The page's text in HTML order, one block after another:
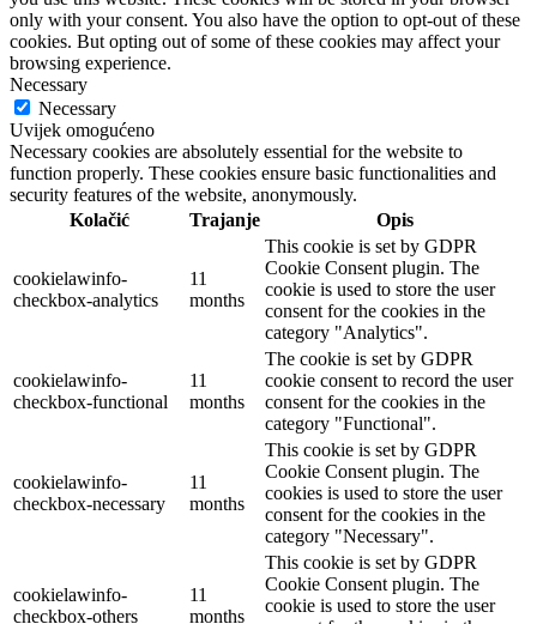
only with your consent. You also have the option to opt-out of these
cookies. But opting out of some of these cookies may affect your
browsing experience.
Necessary
Necessary
Uvijek omogućeno
Necessary cookies are absolutely essential for the website to
function properly. These cookies ensure basic functionalities and
security features of the website, anonymously.
Kolačić
Trajanje Opis
cookielawinfo-
checkbox-analytics
11
months
This cookie is set by GDPR
Cookie Consent plugin. The
cookie is used to store the user
consent for the cookies in the
category "Analytics".
cookielawinfo-
checkbox-functional
11
months
The cookie is set by GDPR
cookie consent to record the user
consent for the cookies in the
category "Functional".
cookielawinfo-
checkbox-necessary
11
months
This cookie is set by GDPR
Cookie Consent plugin. The
cookies is used to store the user
consent for the cookies in the
category "Necessary".
cookielawinfo-
checkbox-others
11
months
This cookie is set by GDPR
Cookie Consent plugin. The
cookie is used to store the user